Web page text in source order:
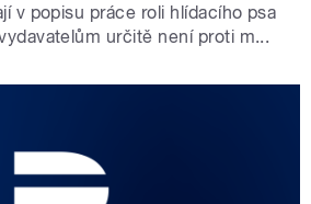
v popisu práce roli hlídacího psa
určitě není proti m...